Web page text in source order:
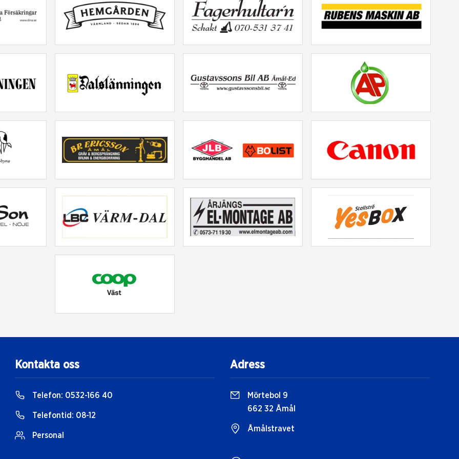
Kontakta oss
Telefon: 0532-166 40
Telefontid: 08-12
Personal
Adress
Mörtebol 9
662 32 Åmål
Åmålstravet